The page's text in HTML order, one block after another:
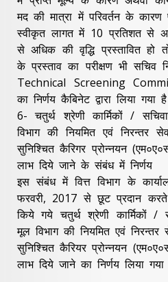
मद की मात्रा में परिवर्तन के कारण
स्वीकृत लागत में 10 प्रतिशत से
से अधिक की वृद्धि प्रस्तावित हो
के प्रस्ताव का परीक्षण भी सचिव
Technical Screening
का निर्णय कैबिनेट द्वारा लिया गया
6- चतुर्थ श्रेणी कार्मिकों /
विभाग की नियमित एवं निरन्तर
सुनिश्चित कैरिगर प्रोन्नयन
लाभ दिये जाने के संबंध में निर्णय
इस संबंध में वित्त विभाग के
फरवरी, 2017 से छूट प्रदान
किये गये चतुर्थ श्रेणी कार्मिकों
मूल विभाग की नियमित एवं
सुनिश्चित कैरियर प्रोन्नयन
लाभ दिये जाने का निर्णय लिया